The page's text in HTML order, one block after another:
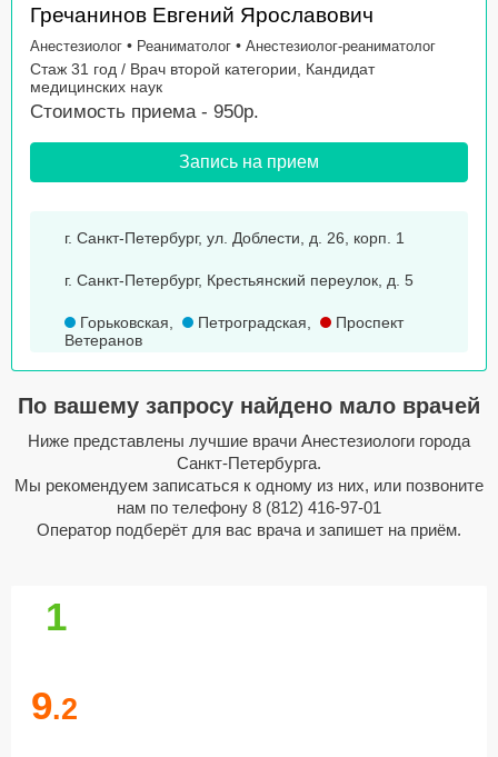
Гречанинов Евгений Ярославович
Анестезиолог • Реаниматолог • Анестезиолог-реаниматолог
Стаж 31 год / Врач второй категории, Кандидат
медицинских наук
Стоимость приема - 950р.
Запись на прием
г. Санкт-Петербург, ул. Доблести, д. 26, корп. 1
г. Санкт-Петербург, Крестьянский переулок, д. 5
Горьковская, Петроградская,
Проспект
Ветеранов
По вашему запросу найдено мало врачей
Ниже представлены лучшие врачи Анестезиологи города
Санкт-Петербурга.
Мы рекомендуем записаться к одному из них, или позвоните
нам по телефону 8 (812) 416-97-01
Оператор подберёт для вас врача и запишет на приём.
1
9.2